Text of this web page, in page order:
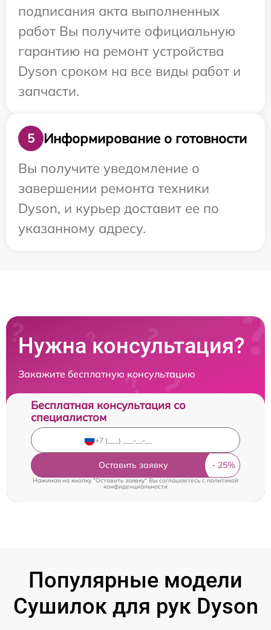
подписания акта выполненных
работ Вы получите официальную
гарантию на ремонт устройства
Dyson сроком на все виды работ и
запчасти.
5
Информирование о готовности
Вы получите уведомление о
завершении ремонта техники
Dyson, и курьер доставит ее по
указанному адресу.
Нужна консультация?
Закажите бесплатную консультацию
Бесплатная консультация со
специалистом
Оставить заявку
Нажимая на кнопку "Оставить заявку" Вы соглашаетесь cполитикой
конфиденциальности
Популярные модели
Сушилок для рук Dyson